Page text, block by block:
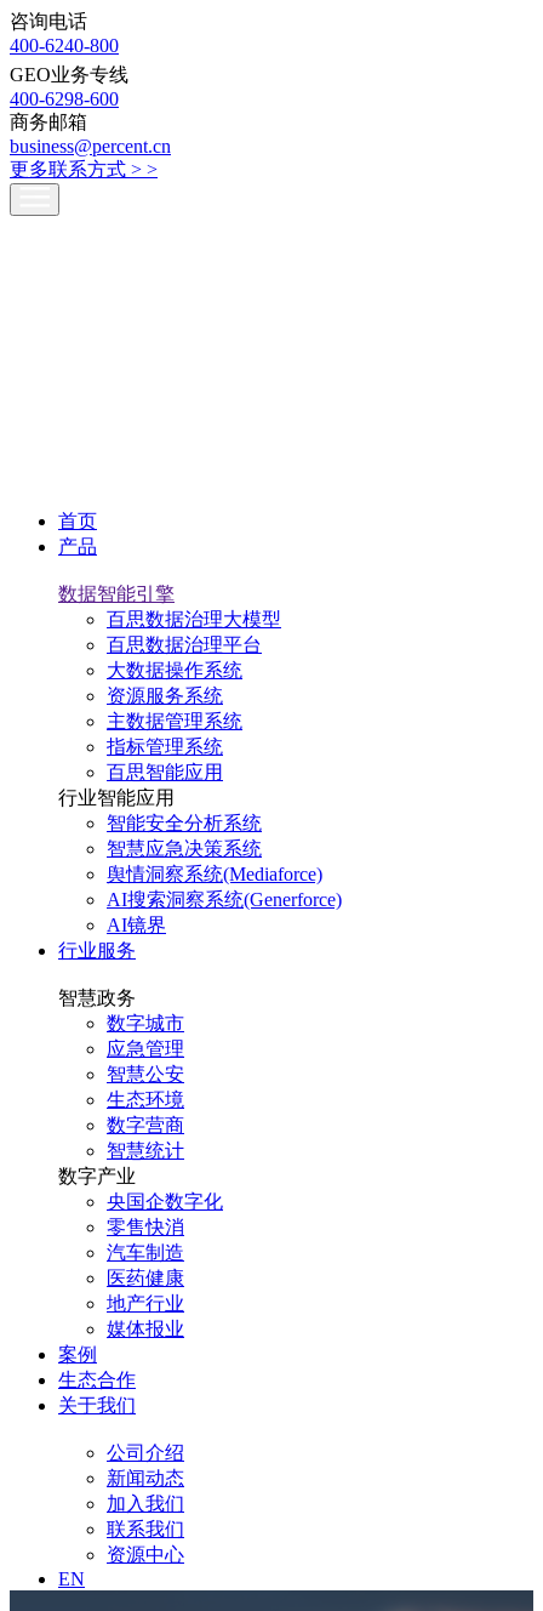
咨询电话
400-6240-800
GEO业务专线
400-6298-600
商务邮箱
business@percent.cn
更多联系方式 > >
首页
产品
数据智能引擎
百思数据治理大模型
百思数据治理平台
大数据操作系统
资源服务系统
主数据管理系统
指标管理系统
百思智能应用
行业智能应用
智能安全分析系统
智慧应急决策系统
舆情洞察系统(Mediaforce)
AI搜索洞察系统(Generforce)
AI镜界
行业服务
智慧政务
数字城市
应急管理
智慧公安
生态环境
数字营商
智慧统计
数字产业
央国企数字化
零售快消
汽车制造
医药健康
地产行业
媒体报业
案例
生态合作
关于我们
公司介绍
新闻动态
加入我们
联系我们
资源中心
EN